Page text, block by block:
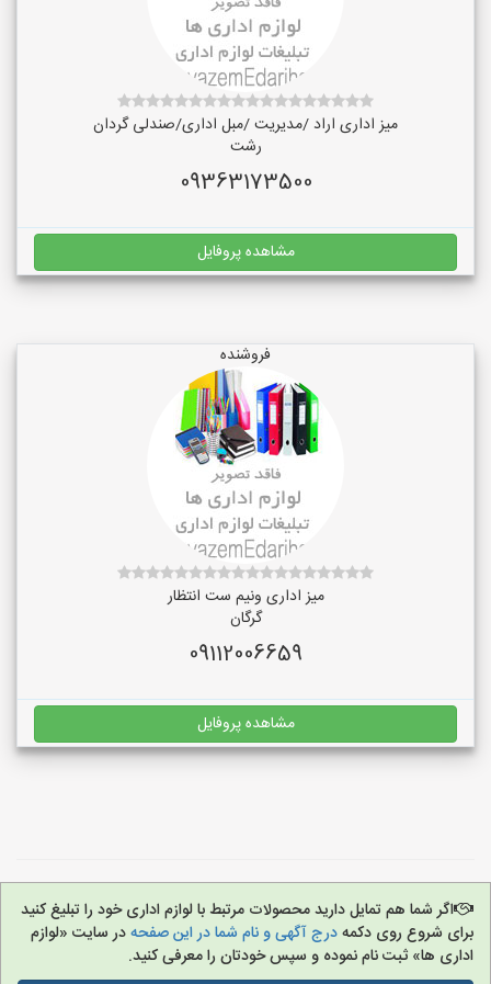
میز اداری اراد /مدیریت /مبل اداری/صندلی گردان
رشت
09363173500
مشاهده پروفایل
فروشنده
میز اداری ونیم ست انتظار
گرگان
09112006659
مشاهده پروفایل
اگر شما هم تمایل دارید محصولات مرتبط با لوازم اداری خود را تبلیغ کنید
برای شروع روی دکمهدرج آگهی و نام شما در این صفحهدر سایت «لوازم
اداری ها» ثبت نام نموده و سپس خودتان را معرفی کنید.